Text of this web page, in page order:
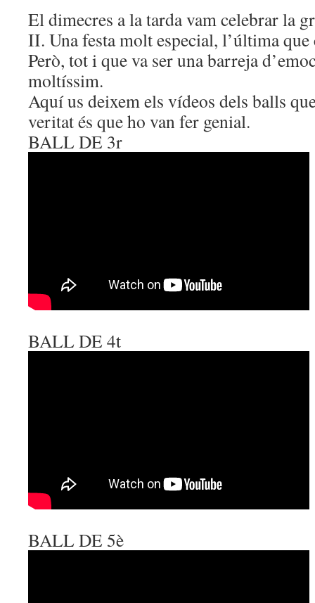
El dimecres a la tarda vam celebrar la
II. Una festa molt especial, l’última que
Però, tot i que va ser una barreja
moltíssim.
Aquí us deixem els vídeos dels balls
veritat és que ho van fer genial.
BALL DE 3r
BALL DE 4t
BALL DE 5è